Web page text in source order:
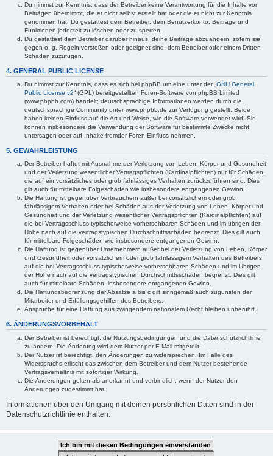
Du nimmst zur Kenntnis, dass der Betreiber keine Verantwortung für die Inhalte von
Beiträgen übernimmt, die er nicht selbst erstellt hat oder die er nicht zur Kenntnis
genommen hat. Du gestattest dem Betreiber, dein Benutzerkonto, Beiträge und
Funktionen jederzeit zu löschen oder zu sperren.
Du gestattest dem Betreiber darüber hinaus, deine Beiträge abzuändern, sofern sie
gegen o. g. Regeln verstoßen oder geeignet sind, dem Betreiber oder einem Dritten
Schaden zuzufügen.
4. GENERAL PUBLIC LICENSE
Du nimmst zur Kenntnis, dass es sich bei phpBB um eine unter der „ GNU General
Public License v2“ (GPL) bereitgestellten Foren-Software von phpBB Limited
(www.phpbb.com) handelt; deutschsprachige Informationen werden durch die
deutschsprachige Community unter www.phpbb.de zur Verfügung gestellt. Beide
haben keinen Einfluss auf die Art und Weise, wie die Software verwendet wird. Sie
können insbesondere die Verwendung der Software für bestimmte Zwecke nicht
untersagen oder auf Inhalte fremder Foren Einfluss nehmen.
5. GEWÄHRLEISTUNG
Der Betreiber haftet mit Ausnahme der Verletzung von Leben, Körper und Gesundheit
und der Verletzung wesentlicher Vertragspflichten (Kardinalpflichten) nur für Schäden,
die auf ein vorsätzliches oder grob fahrlässiges Verhalten zurückzuführen sind. Dies
gilt auch für mittelbare Folgeschäden wie insbesondere entgangenen Gewinn.
Die Haftung ist gegenüber Verbrauchern außer bei vorsätzlichem oder grob
fahrlässigem Verhalten oder bei Schäden aus der Verletzung von Leben, Körper und
Gesundheit und der Verletzung wesentlicher Vertragspflichten (Kardinalpflichten) auf
die bei Vertragsschluss typischerweise vorhersehbaren Schäden und im übrigen der
Höhe nach auf die vertragstypischen Durchschnittsschäden begrenzt. Dies gilt auch
für mittelbare Folgeschäden wie insbesondere entgangenen Gewinn.
Die Haftung ist gegenüber Unternehmern außer bei der Verletzung von Leben, Körper
und Gesundheit oder vorsätzlichem oder grob fahrlässigem Verhalten des Betreibers
auf die bei Vertragsschluss typischerweise vorhersehbaren Schäden und im Übrigen
der Höhe nach auf die vertragstypischen Durchschnittsschäden begrenzt. Dies gilt
auch für mittelbare Schäden, insbesondere entgangenen Gewinn.
Die Haftungsbegrenzung der Absätze a bis c gilt sinngemäß auch zugunsten der
Mitarbeiter und Erfüllungsgehilfen des Betreibers.
Ansprüche für eine Haftung aus zwingendem nationalem Recht bleiben unberührt.
6. ÄNDERUNGSVORBEHALT
Der Betreiber ist berechtigt, die Nutzungsbedingungen und die Datenschutzrichtlinie
zu ändern. Die Änderung wird dem Nutzer per E-Mail mitgeteilt.
Der Nutzer ist berechtigt, den Änderungen zu widersprechen. Im Falle des
Widerspruchs erlischt das zwischen dem Betreiber und dem Nutzer bestehende
Vertragsverhältnis mit sofortiger Wirkung.
Die Änderungen gelten als anerkannt und verbindlich, wenn der Nutzer den
Änderungen zugestimmt hat.
Informationen über den Umgang mit deinen persönlichen Daten sind in der
Datenschutzrichtlinie enthalten.